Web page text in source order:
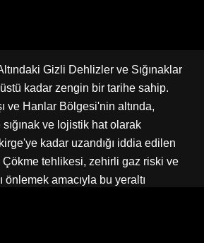
Gizli Dehlizler ve Sığınaklar
üstü kadar zengin bir tarihe sahip.
ve Hanlar Bölgesi'nin altında,
ve lojistik hat olarak
kadar uzandığı iddia edilen
tehlikesi, zehirli gaz riski ve
önlemek amacıyla bu yeraltı